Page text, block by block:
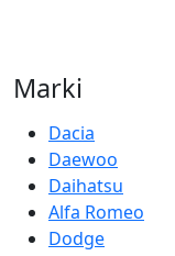
Marki
Dacia
Daewoo
Daihatsu
Alfa Romeo
Dodge